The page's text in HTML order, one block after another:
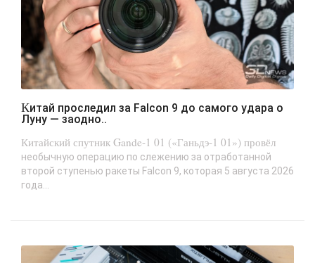
Китай проследил за Falcon 9 до самого удара о
Луну — заодно..
Китайский спутник Gande-1 01 («Ганьдэ-1 01») провёл
необычную операцию по слежению за отработанной
второй ступенью ракеты Falcon 9, которая 5 августа 2026
года...